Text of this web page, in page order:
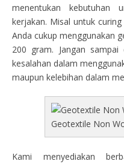
menentukan kebutuhan
kerjakan. Misal untuk
Anda cukup menggunakan
200 gram. Jangan
kesalahan dalam
maupun kelebihan dalam
Geotextile Non
Kami menyediakan